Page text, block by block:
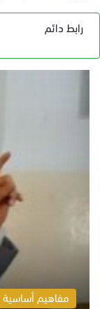
رابط دائم
مفاهيم أساسية